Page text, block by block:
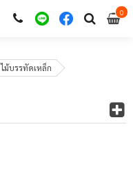
00
ไม้บรรทัดเหล็ก